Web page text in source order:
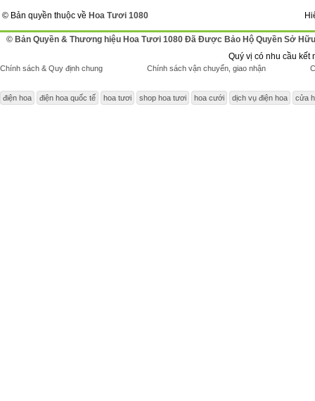
© Bản quyền thuộc về Hoa Tươi 1080
© Bản Quyền & Thương hiệu Hoa Tươi 1080 Đã Được Bảo Hộ Quyền Sở Hữu
Quý vị có nhu cầu kết
Chính sách & Quy định chung Chính sách vận chuyển, giao nhận
điện hoa điện hoa quốc tế hoa tươi shop hoa tươi hoa cưới dịch vụ điện hoa cửa